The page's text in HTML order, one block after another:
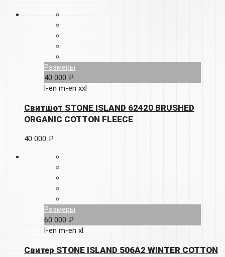
Размеры
40 000 ₽
l-en m-en xxl
Свитшот STONE ISLAND 62420 BRUSHED
ORGANIC COTTON FLEECE
40 000 ₽
Размеры
60 000 ₽
l-en m-en xl
Свитер STONE ISLAND 506A2 WINTER COTTON